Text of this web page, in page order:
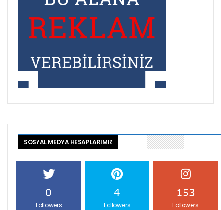
SOSYAL MEDYA HESAPLARIMIZ
0
Followers
4
Followers
153
Followers